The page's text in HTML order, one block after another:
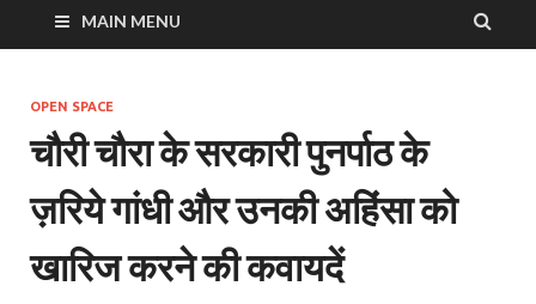
MAIN MENU
OPEN SPACE
चौरी चौरा के सरकारी पुनर्पाठ के
ज़रिये गांधी और उनकी अहिंसा को
खारिज करने की कवायदें